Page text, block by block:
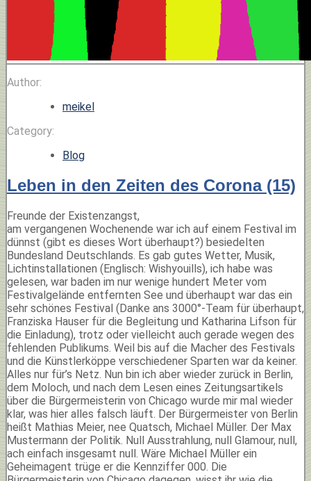
Author:
meikel
Category:
Blog
Leben in den Zeiten des Corona (15)
Freunde der Existenzangst,
am vergangenen Wochenende war ich auf einem Festival im
dünnst (gibt es dieses Wort überhaupt?) besiedelten
Bundesland Deutschlands. Es gab gutes Wetter, Musik,
Lichtinstallationen (Englisch: Wishyouills), ich habe was
gelesen, war baden im nur wenige hundert Meter vom
Festivalgelände entfernten See und überhaupt war das ein
sehr schönes Festival (Danke ans 3000°-Team für überhaupt,
Franziska Hauser für die Begleitung und Katharina Lifson für
die Einladung), trotz oder vielleicht auch gerade wegen des
fehlenden Publikums. Weil bis auf die Macher des Festivals
und die Künstlerköppe verschiedener Sparten war da keiner.
Alles nur für’s Netz. Nun bin ich aber wieder zurück in Berlin,
dem Moloch, und nach dem Lesen eines Zeitungsartikels
über die Bürgermeisterin von Chicago wurde mir mal wieder
klar, was hier alles falsch läuft. Der Bürgermeister von Berlin
heißt Mathias Meier, nee Quatsch, Michael Müller. Der Max
Mustermann der Politik. Null Ausstrahlung, null Glamour, null,
ach einfach insgesamt null. Wäre Michael Müller ein
Geheimagent trüge er die Kennziffer 000. Die